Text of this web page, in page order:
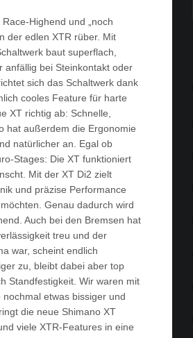
Highend und „noch
der edlen XTR rüber. Mit
baut superflach,
anfällig bei Steinkontakt oder
sich das Schaltwerk dank
cooles Feature für harte
XT richtig ab: Schnelle,
hat außerdem die Ergonomie
natürlicher an. Egal ob
Stages: Die XT funktioniert
Mit der XT Di2 zielt
und präzise Performance
Genau dadurch wird
Auch bei den Bremsen hat
treu und der
war, scheint endlich
zu, bleibt dabei aber top
Standfestigkeit. Wir waren mit
etwas bissiger und
die neue Shimano XT
viele XTR-Features in eine